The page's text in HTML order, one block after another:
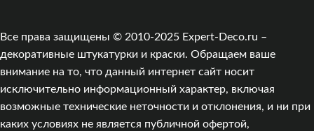
Все права защищены © 2010-2025 Expert-Deco.ru –
декоративные штукатурки и краски. Обращаем ваше
внимание на то, что данный интернет сайт носит
исключительно информационный характер, включая
возможные технические неточности и отклонения, и ни при
каких условиях не является публичной офертой,